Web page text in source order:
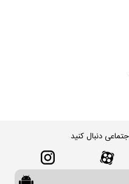
دنبال کنید